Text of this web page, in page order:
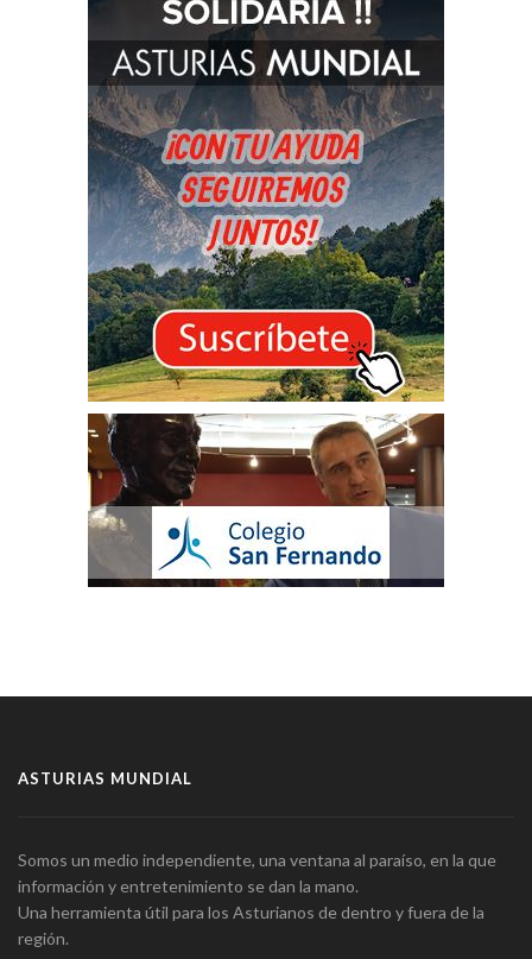
ASTURIAS MUNDIAL
Somos un medio independiente, una ventana al paraíso, en la que
información y entretenimiento se dan la mano.
Una herramienta útil para los Asturianos de dentro y fuera de la
región.